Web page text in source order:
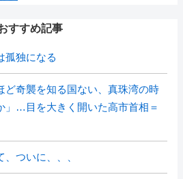
すすめ記事
孤独になる
ど奇襲を知る国ない、真珠湾の時
」…目を大きく開いた高市首相＝
ついに、、、